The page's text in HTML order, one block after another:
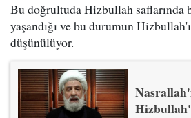
Bu doğrultuda Hizbullah saflarında
yaşandığı ve bu durumun
düşünülüyor.